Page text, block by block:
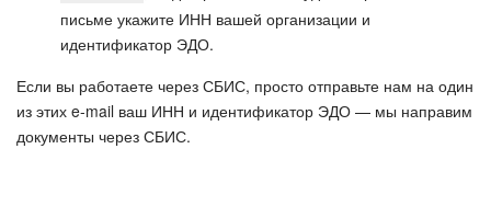
Контакт-центр
Настройки
Виджет сотрудника
письме укажите ИНН вашей организации и
идентификатор ЭДО.
Если вы работаете через СБИС, просто отправьте нам на один
из этих e-mail ваш ИНН и идентификатор ЭДО — мы направим
документы через СБИС.